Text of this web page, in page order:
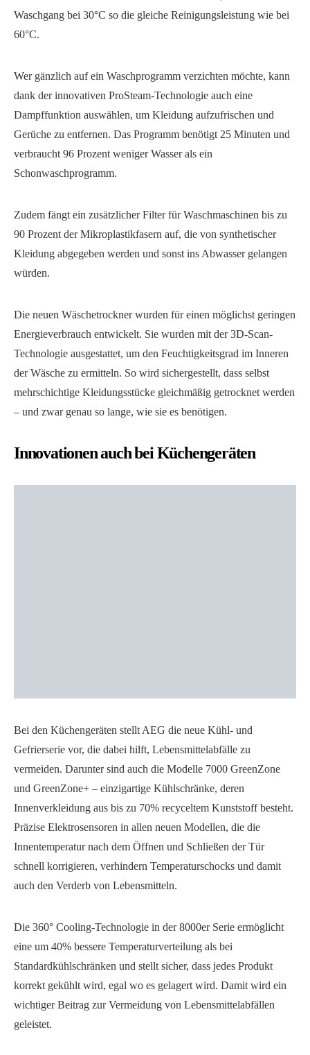
Waschgang bei 30°C so die gleiche Reinigungsleistung wie bei
60°C.
Wer gänzlich auf ein Waschprogramm verzichten möchte, kann
dank der innovativen ProSteam-Technologie auch eine
Dampffunktion auswählen, um Kleidung aufzufrischen und
Gerüche zu entfernen. Das Programm benötigt 25 Minuten und
verbraucht 96 Prozent weniger Wasser als ein
Schonwaschprogramm.
Zudem fängt ein zusätzlicher Filter für Waschmaschinen bis zu
90 Prozent der Mikroplastikfasern auf, die von synthetischer
Kleidung abgegeben werden und sonst ins Abwasser gelangen
würden.
Die neuen Wäschetrockner wurden für einen möglichst geringen
Energieverbrauch entwickelt. Sie wurden mit der 3D-Scan-
Technologie ausgestattet, um den Feuchtigkeitsgrad im Inneren
der Wäsche zu ermitteln. So wird sichergestellt, dass selbst
mehrschichtige Kleidungsstücke gleichmäßig getrocknet werden
– und zwar genau so lange, wie sie es benötigen.
Innovationen auch bei Küchengeräten
Bei den Küchengeräten stellt AEG die neue Kühl- und
Gefrierserie vor, die dabei hilft, Lebensmittelabfälle zu
vermeiden. Darunter sind auch die Modelle 7000 GreenZone
und GreenZone+ – einzigartige Kühlschränke, deren
Innenverkleidung aus bis zu 70% recyceltem Kunststoff besteht.
Präzise Elektrosensoren in allen neuen Modellen, die die
Innentemperatur nach dem Öffnen und Schließen der Tür
schnell korrigieren, verhindern Temperaturschocks und damit
auch den Verderb von Lebensmitteln.
Die 360° Cooling-Technologie in der 8000er Serie ermöglicht
eine um 40% bessere Temperaturverteilung als bei
Standardkühlschränken und stellt sicher, dass jedes Produkt
korrekt gekühlt wird, egal wo es gelagert wird. Damit wird ein
wichtiger Beitrag zur Vermeidung von Lebensmittelabfällen
geleistet.